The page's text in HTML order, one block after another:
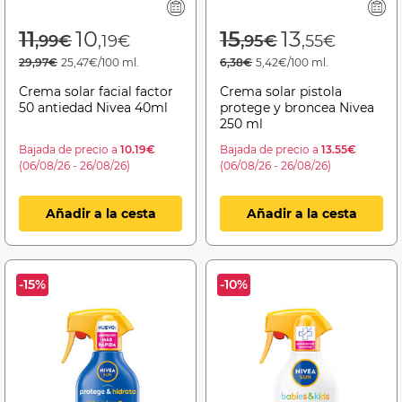
Price reduced from
11,99€to
10,19€
29,97€ 25,47€/100 ml.
Crema solar facial factor
50 antiedad Nivea 40ml
Bajada de precio a 10.19€
(06/08/26 - 26/08/26)
Añadir a la cesta
Price reduced
15,95€to
13,55€
6,38€ 5,42€/100 ml.
Crema solar pistola
protege y broncea Nivea
250 ml
Bajada de precio a 13.55€
(06/08/26 - 26/08/26)
Añadir a la cesta
-15% -10%